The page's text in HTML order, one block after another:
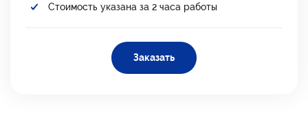
Стоимость указана за 2 часа работы
Заказать